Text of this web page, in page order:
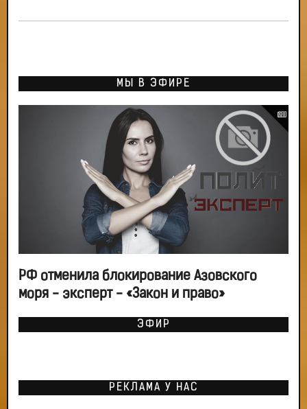
МЫ В ЭФИРЕ
РФ отменила блокирование Азовского
моря - эксперт - «Закон и право»
ЭФИР
РЕКЛАМА У НАС